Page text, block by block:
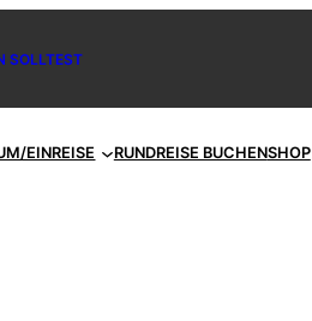
SOLLTEST
EINREISE RUNDREISE BUCHENSHOP